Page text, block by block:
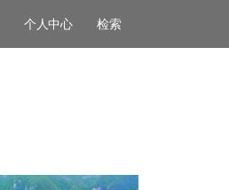
个人中心 检索